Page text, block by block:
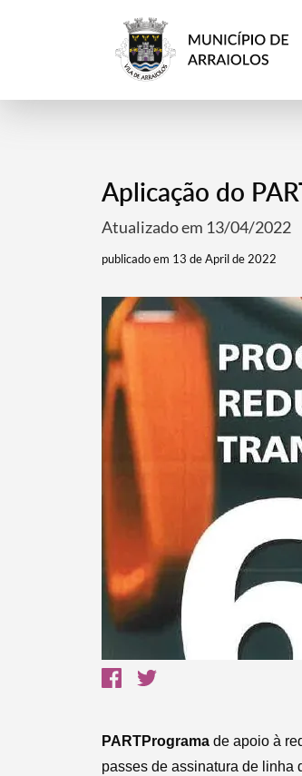
Termo de
Aplicação do
Atualizado em 13/04/2022
publicado em 13 de April de 2022
PARTProgramade apoio à
passes de assinatura de linha